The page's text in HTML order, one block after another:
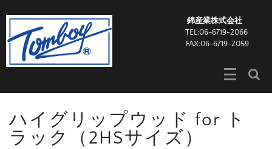
錦産業株式会社
TEL:06-6719-2066
FAX:06-6719-2059
ハイグリップウッド for ト
ラック（2HSサイズ）